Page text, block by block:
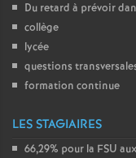
Du retard à prévoir
collège
lycée
questions
formation continue
LES STAGIAIRES
66,29% pour la FSU